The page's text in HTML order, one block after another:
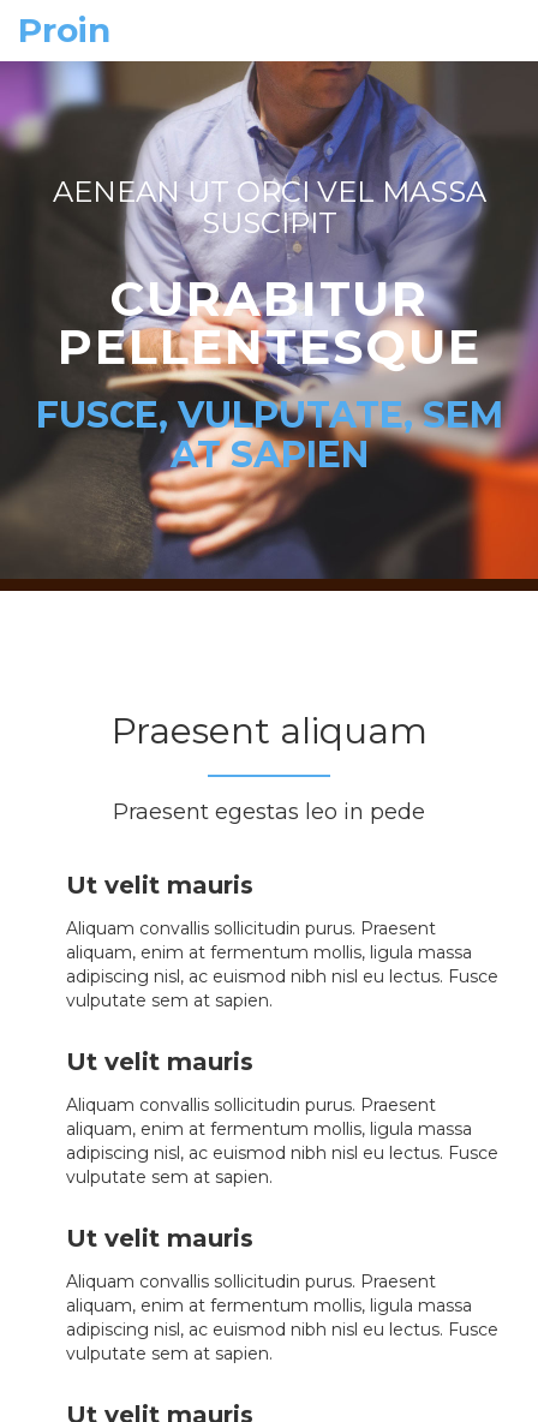
Proin
AENEAN UT ORCI VEL MASSA
SUSCIPIT
CURABITUR
PELLENTESQUE
FUSCE, VULPUTATE, SEM
AT SAPIEN
Praesent aliquam
Praesent egestas leo in pede
Ut velit mauris
Aliquam convallis sollicitudin purus. Praesent
aliquam, enim at fermentum mollis, ligula massa
adipiscing nisl, ac euismod nibh nisl eu lectus. Fusce
vulputate sem at sapien.
Ut velit mauris
Aliquam convallis sollicitudin purus. Praesent
aliquam, enim at fermentum mollis, ligula massa
adipiscing nisl, ac euismod nibh nisl eu lectus. Fusce
vulputate sem at sapien.
Ut velit mauris
Aliquam convallis sollicitudin purus. Praesent
aliquam, enim at fermentum mollis, ligula massa
adipiscing nisl, ac euismod nibh nisl eu lectus. Fusce
vulputate sem at sapien.
Ut velit mauris